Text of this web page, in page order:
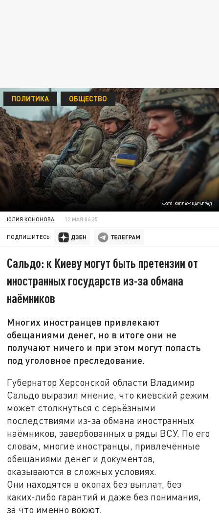
ФОТО: КОЛЛАЖ ЦАРЬГРАД
ПОЛИТИКА ОБЩЕСТВО
ЮЛИЯ КОНОНОВА 12 МАЯ 06:35
ПОДПИШИТЕСЬ:
Сальдо: к Киеву могут быть претензии от
иностранных государств из-за обмана
наёмников
Многих иностранцев привлекают
обещаниями денег, но в итоге они не
получают ничего и при этом могут попасть
под уголовное преследование.
Губернатор Херсонской области Владимир
Сальдо выразил мнение, что киевский режим
может столкнуться с серьёзными
последствиями из-за обмана иностранных
наёмников, завербованных в ряды ВСУ. По его
словам, многие иностранцы, привлечённые
обещаниями денег и документов,
оказываются в сложных условиях.
Они находятся в окопах без выплат, без
каких-либо гарантий и даже без понимания,
за что именно воюют.